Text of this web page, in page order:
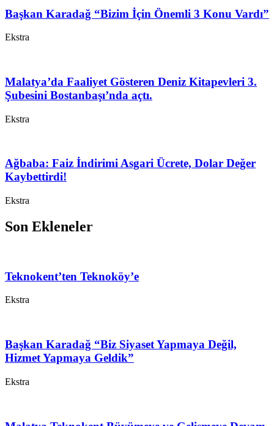
Başkan Karadağ “Bizim İçin Önemli 3 Konu Vardı”
Ekstra
Malatya’da Faaliyet Gösteren Deniz Kitapevleri 3.
Şubesini Bostanbaşı’nda açtı.
Ekstra
Ağbaba: Faiz İndirimi Asgari Ücrete, Dolar Değer
Kaybettirdi!
Ekstra
Son Ekleneler
Teknokent’ten Teknoköy’e
Ekstra
Başkan Karadağ “Biz Siyaset Yapmaya Değil,
Hizmet Yapmaya Geldik”
Ekstra